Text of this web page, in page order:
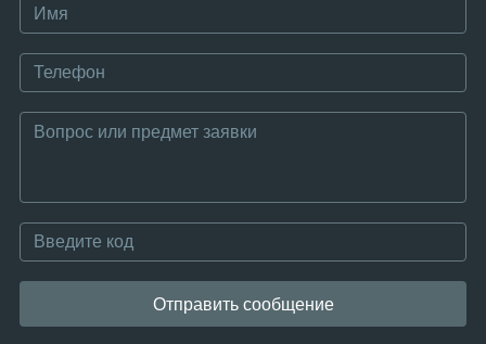
Отправить сообщение